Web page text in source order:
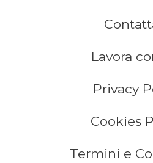
Lavora
Privacy
Cookies
Termini e